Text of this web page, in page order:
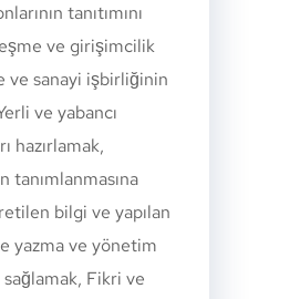
tanıtımını
ve girişimcilik
ve sanayi işbirliğinin
ve yabancı
hazırlamak,
bilgi ve yapılan
yazma ve yönetim
Fikri ve